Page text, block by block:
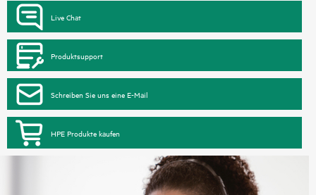
Live Chat
Produktsupport
Schreiben Sie uns eine E-Mail
HPE Produkte kaufen